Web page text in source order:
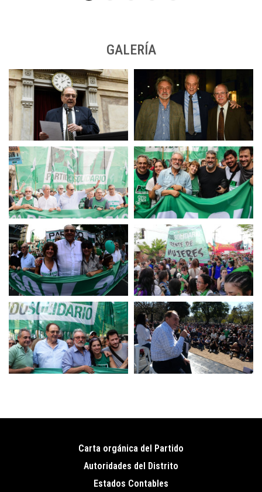
GALERÍA
Pie
de
Carta orgánica del Partido
Autoridades del Distrito
Estados Contables